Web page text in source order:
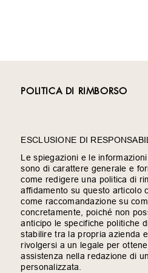
POLITICA DI RIMBORSO
ESCLUSIONE DI
Le spiegazioni e le
sono di carattere generale e
come redigere una politica di
affidamento su questo articolo
come raccomandazione su
concretamente, poiché non
anticipo le specifiche politiche
stabilire tra la propria azienda
rivolgersi a un legale per
assistenza nella redazione di
personalizzata.